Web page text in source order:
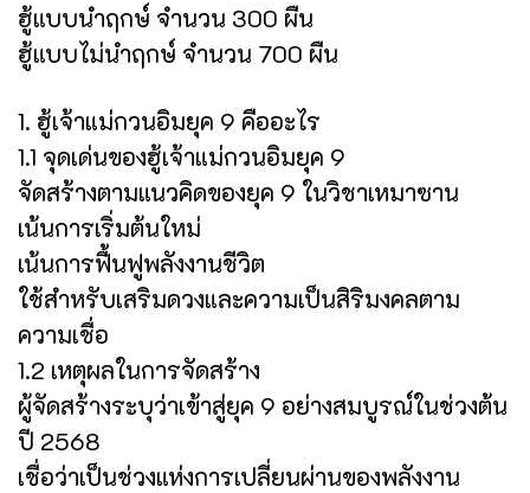
ฮู้แบบนำฤกษ์ จำนวน 300 ผืน
ฮู้แบบไม่นำฤกษ์ จำนวน 700 ผืน
1. ฮู้เจ้าแม่กวนอิมยุค 9 คืออะไร
1.1 จุดเด่นของฮู้เจ้าแม่กวนอิมยุค 9
จัดสร้างตามแนวคิดของยุค 9 ในวิชาเหมาซาน
เน้นการเริ่มต้นใหม่
เน้นการฟื้นฟูพลังงานชีวิต
ใช้สำหรับเสริมดวงและความเป็นสิริมงคลตาม
ความเชื่อ
1.2 เหตุผลในการจัดสร้าง
ผู้จัดสร้างระบุว่าเข้าสู่ยุค 9 อย่างสมบูรณ์ในช่วงต้น
ปี 2568
เชื่อว่าเป็นช่วงแห่งการเปลี่ยนผ่านของพลังงาน